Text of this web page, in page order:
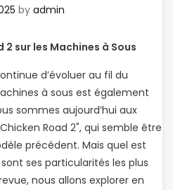
by admin
2 sur les Machines à Sous
d’évoluer au fil du
à sous est également
sommes aujourd’hui aux
Road 2", qui semble être
précédent. Mais quel est
ses particularités les plus
nous allons explorer en